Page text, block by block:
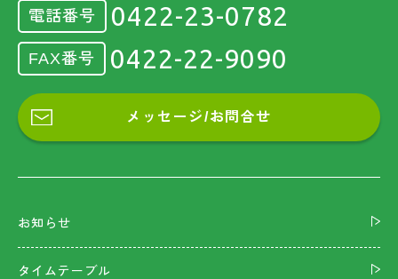
電話番号 0422-23-0782
FAX番号 0422-22-9090
メッセージ/お問合せ
お知らせ
タイムテーブル